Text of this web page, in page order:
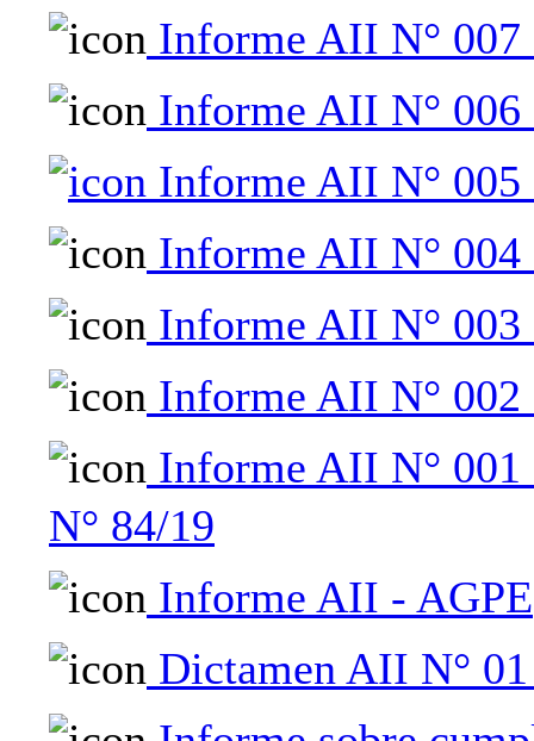
Informe AII N° 007
Informe AII N° 006
Informe AII N° 005
Informe AII N° 004
Informe AII N° 003
Informe AII N° 002
Informe AII N° 001
N° 84/19
Informe AII - AGPE
Dictamen AII N°